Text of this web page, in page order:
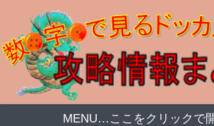
MENU…ここをクリックで